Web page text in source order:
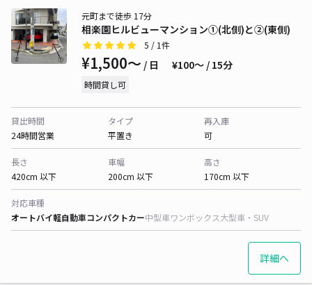
相楽園ヒルビューマンション①(北側)と②(東側)
元町まで徒歩 17分
5 / 1件
¥1,500〜 / 日 ¥100〜 / 15分
時間貸し可
貸出時間
24時間営業
タイプ
平置き
再入庫
可
長さ
420cm 以下
車幅
200cm 以下
高さ
170cm 以下
対応車種
オートバイ軽自動車コンパクトカー中型車ワンボックス大型車・SUV
詳細へ